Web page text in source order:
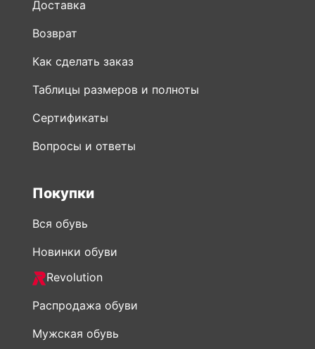
Доставка
Возврат
Как сделать заказ
Таблицы размеров и полноты
Сертификаты
Вопросы и ответы
Покупки
Вся обувь
Новинки обуви
Revolution
Распродажа обуви
Мужская обувь